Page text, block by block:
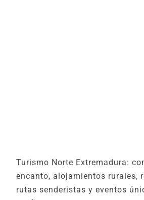
Turismo Norte Extremadura:
encanto, alojamientos rurales,
rutas senderistas y eventos